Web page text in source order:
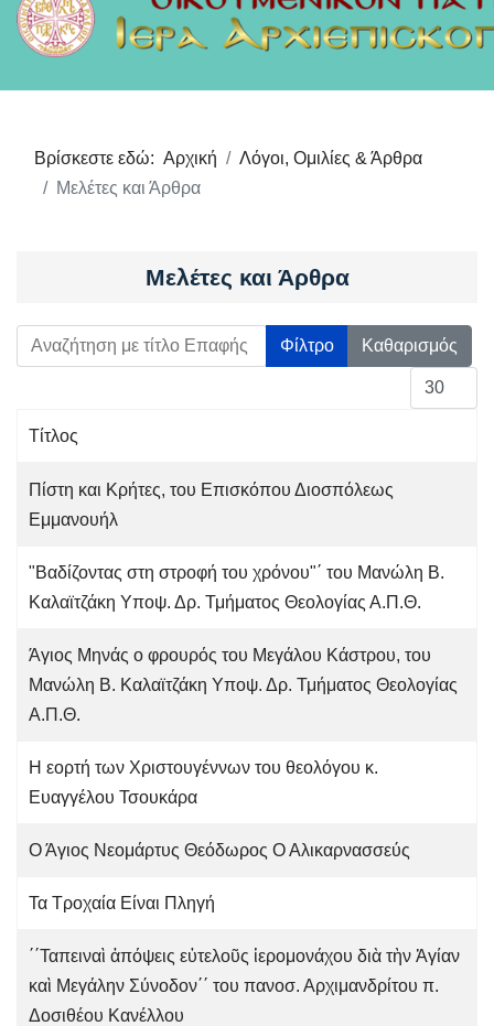
Βρίσκεστε εδώ: Αρχική
Λόγοι, Ομιλίες & Άρθρα
Μελέτες και Άρθρα
Μελέτες και Άρθρα
Αναζήτηση με τίτλο Επαφής Φίλτρο
Καθαρισμός
Εμφάνιση
Τίτλος
Πίστη και Κρήτες, του Επισκόπου Διοσπόλεως
Εμμανουήλ
"Βαδίζοντας στη στροφή του χρόνου"΄ του Μανώλη Β.
Καλαϊτζάκη Υποψ. Δρ. Τμήματος Θεολογίας Α.Π.Θ.
Άγιος Μηνάς ο φρουρός του Μεγάλου Κάστρου, του
Μανώλη Β. Καλαϊτζάκη Υποψ. Δρ. Τμήματος Θεολογίας
Α.Π.Θ.
Η εορτή των Χριστουγέννων του θεολόγου κ.
Ευαγγέλου Τσουκάρα
Ο Άγιος Νεομάρτυς Θεόδωρος Ο Αλικαρνασσεύς
Τα Τροχαία Είναι Πληγή
΄΄Ταπειναὶ ἀπόψεις εὐτελοῦς ἱερομονάχου διὰ τὴν Ἁγίαν
καὶ Μεγάλην Σύνοδον΄΄ του πανοσ. Αρχιμανδρίτου π.
Δοσιθέου Κανέλλου